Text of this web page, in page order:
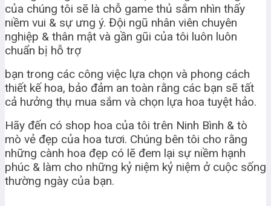
của chúng tôi sẽ là chỗ game thủ sắm nhìn thấy
niềm vui & sự ưng ý. Đội ngũ nhân viên chuyên
nghiệp & thân mật và gần gũi của tôi luôn luôn
chuẩn bị hỗ trợ
bạn trong các công việc lựa chọn và phong cách
thiết kế hoa, bảo đảm an toàn rằng các bạn sẽ tất
cả hưởng thụ mua sắm và chọn lựa hoa tuyệt hảo.
Hãy đến có shop hoa của tôi trên Ninh Bình & tò
mò vẻ đẹp của hoa tươi. Chúng bên tôi cho rằng
những cành hoa đẹp có lẽ đem lại sự niềm hạnh
phúc & làm cho những kỷ niệm kỷ niệm ở cuộc sống
thường ngày của bạn.